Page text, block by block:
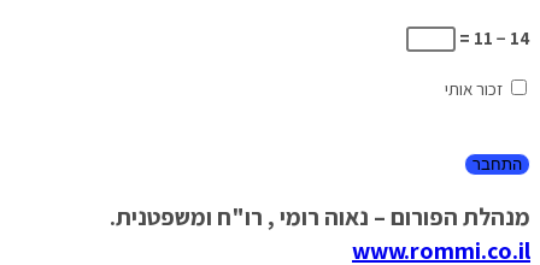
14 − 11 =
זכור אותי
מנהלת הפורום – נאוה רומי , רו"ח ומשפטנית.
www.rommi.co.il